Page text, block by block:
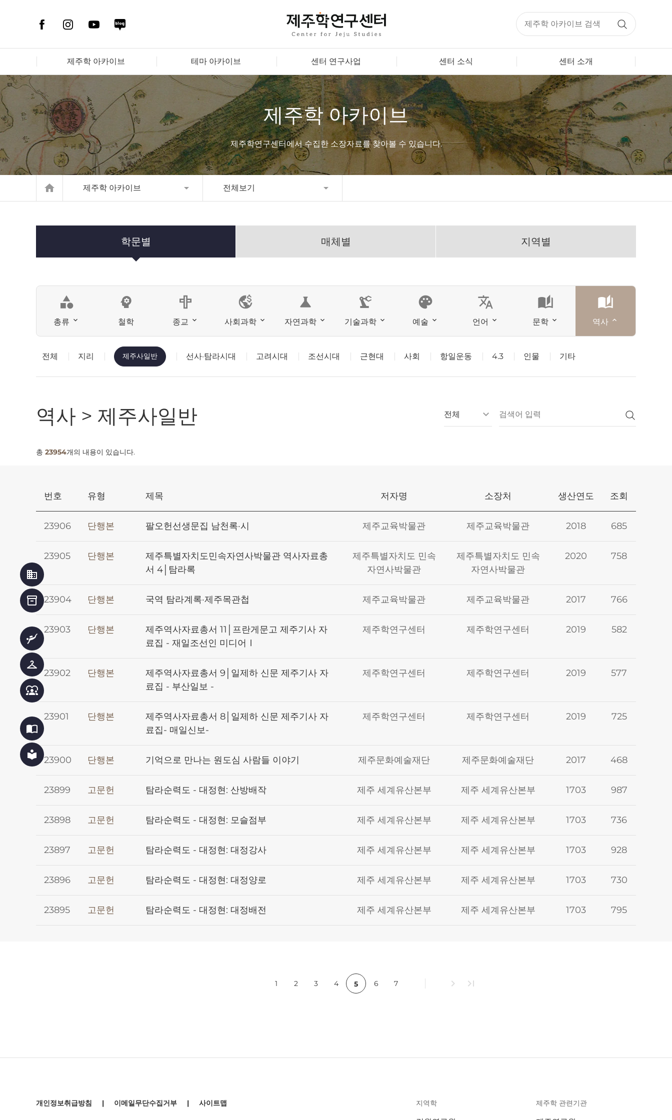
제주학 아카이브 테마 아카이브 센터 연구사업 센터 소식 센터 소개
business
inventory_2
scuba_diving
checkroom
diversity_1
import_contacts
local_library
제주학 아카이브
제주학연구센터에서 수집한 소장자료를 찾아볼 수 있습니다.
home 제주학 아카이브 전체보기
학문별 매체별 지역별
category
총류
psychology
철학 종교 사회과학
science
자연과학
precision_manufacturing
기술과학
palette
예술
translate
언어
auto_stories
문학
auto_stories
역사
전체 지리 제주사일반 선사·탐라시대 고려시대 조선시대 근현대 사회 항일운동 4.3 인물 기타
역사 > 제주사일반
총 23954개의 내용이 있습니다.
번호 유형 제목 저자명 소장처 생산연도 조회
23906 단행본 팔오헌선생문집 남천록·시 제주교육박물관 제주교육박물관 2018 685
23905 단행본
제주특별자치도민속자연사박물관 역사자료총
서 4│탐라록
제주특별자치도 민속
자연사박물관
제주특별자치도 민속
자연사박물관
2020 758
23904 단행본 국역 탐라계록·제주목관첩 제주교육박물관 제주교육박물관 2017 766
23903 단행본
제주역사자료총서 11│프란게문고 제주기사 자
료집 - 재일조선인 미디어Ⅰ
제주학연구센터 제주학연구센터 2019 582
23902 단행본
제주역사자료총서 9│일제하 신문 제주기사 자
료집 - 부산일보 -
제주학연구센터 제주학연구센터 2019 577
23901 단행본
제주역사자료총서 8│일제하 신문 제주기사 자
료집- 매일신보-
제주학연구센터 제주학연구센터 2019 725
23900 단행본 기억으로 만나는 원도심 사람들 이야기 제주문화예술재단 제주문화예술재단 2017 468
23899 고문헌 탐라순력도 - 대정현: 산방배작 제주 세계유산본부 제주 세계유산본부 1703 987
23898 고문헌 탐라순력도 - 대정현: 모슬점부 제주 세계유산본부 제주 세계유산본부 1703 736
23897 고문헌 탐라순력도 - 대정현: 대정강사 제주 세계유산본부 제주 세계유산본부 1703 928
23896 고문헌 탐라순력도 - 대정현: 대정양로 제주 세계유산본부 제주 세계유산본부 1703 730
23895 고문헌 탐라순력도 - 대정현: 대정배전 제주 세계유산본부 제주 세계유산본부 1703 795
1 2 3 4 5 6 7 chevron_right last_page
개인정보취급방침 | 이메일무단수집거부 | 사이트맵 지역학 제주학 관련기관